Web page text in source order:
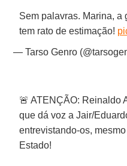
Sem palavras. Marina, a
tem rato de estimação!
— Tarso Genro
🚨 ATENÇÃO: Reinaldo
que dá voz a Jair/
entrevistando-os,
Estado!